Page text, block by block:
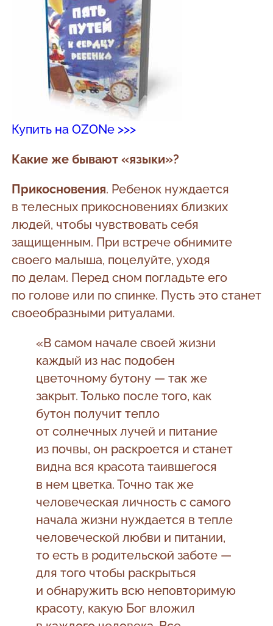
Купить на OZONе >>>
Какие же бывают «языки»?
Прикосновения. Ребенок нуждается
в телесных прикосновениях близких
людей, чтобы чувствовать себя
защищенным. При встрече обнимите
своего малыша, поцелуйте, уходя
по делам. Перед сном погладьте его
по голове или по спинке. Пусть это станет
своеобразными ритуалами.
«В самом начале своей жизни
каждый из нас подобен
цветочному бутону — так же
закрыт. Только после того, как
бутон получит тепло
от солнечных лучей и питание
из почвы, он раскроется и станет
видна вся красота таившегося
в нем цветка. Точно так же
человеческая личность с самого
начала жизни нуждается в тепле
человеческой любви и питании,
то есть в родительской заботе —
для того чтобы раскрыться
и обнаружить всю неповторимую
красоту, какую Бог вложил